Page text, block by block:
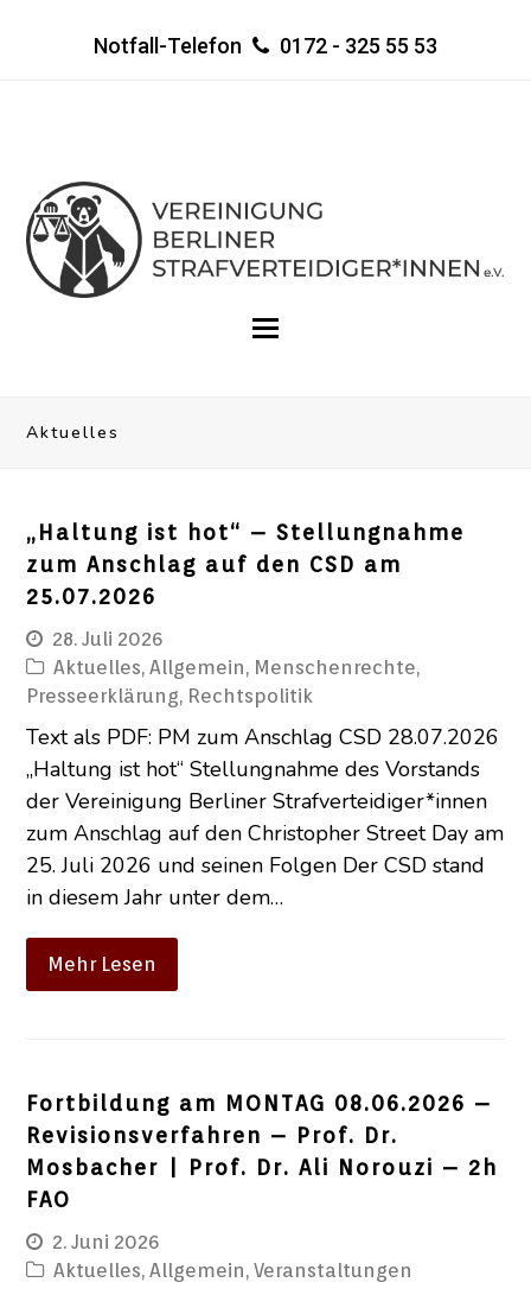
Notfall-Telefon 0172 - 325 55 53
Aktuelles
„Haltung ist hot“ – Stellungnahme
zum Anschlag auf den CSD am
25.07.2026
28. Juli 2026
Aktuelles,Allgemein, Menschenrechte,
Presseerklärung, Rechtspolitik
Text als PDF: PM zum Anschlag CSD 28.07.2026
„Haltung ist hot“ Stellungnahme des Vorstands
der Vereinigung Berliner Strafverteidiger*innen
zum Anschlag auf den Christopher Street Day am
25. Juli 2026 und seinen Folgen Der CSD stand
in diesem Jahr unter dem…
Mehr Lesen
Fortbildung am MONTAG 08.06.2026 –
Revisionsverfahren – Prof. Dr.
Mosbacher | Prof. Dr. Ali Norouzi – 2h
FAO
2. Juni 2026
Aktuelles,Allgemein,Veranstaltungen